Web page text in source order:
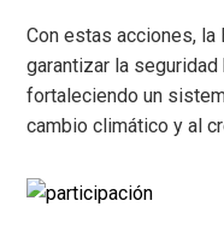
Con estas acciones, la
garantizar la
fortaleciendo un
cambio climático y al